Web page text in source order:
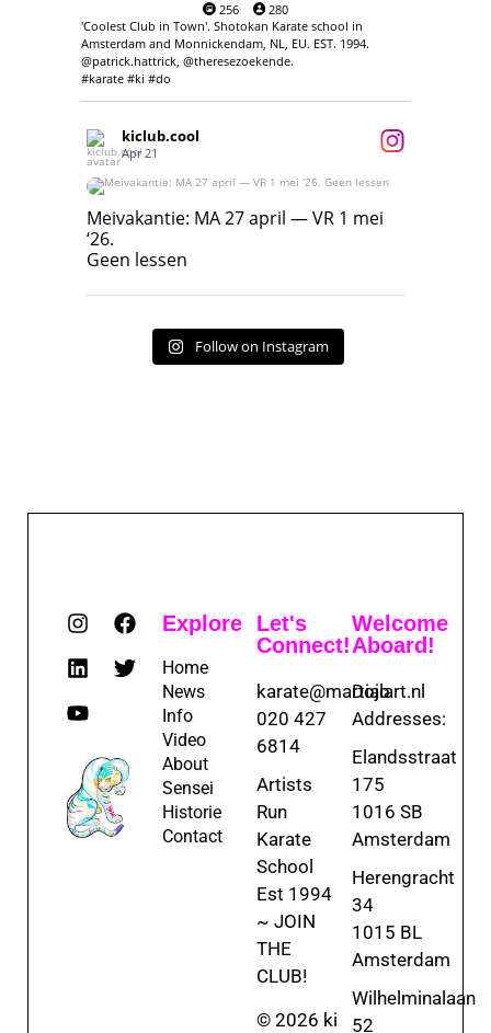
256
280
'Coolest Club in Town'. Shotokan Karate school in
Amsterdam and Monnickendam, NL, EU. EST. 1994.
@patrick.hattrick, @theresezoekende.
#karate #ki #do
kiclub.cool
Apr 21
Meivakantie: MA 27 april — VR 1 mei ‘26.
Geen lessen
Meivakantie: MA 27 april — VR 1 mei
‘26.
Geen lessen
Follow on Instagram
Explore
Home
News
Info
Video
About
Sensei
Historie
Contact
Let's
Connect!
karate@martialart.nl
020 427
6814
Artists
Run
Karate
School
Est 1994
~ JOIN
THE
CLUB!
© 2026 ki
Welcome
Aboard!
Dojo
Addresses:
Elandsstraat
175
1016 SB
Amsterdam
Herengracht
34
1015 BL
Amsterdam
Wilhelminalaan
52